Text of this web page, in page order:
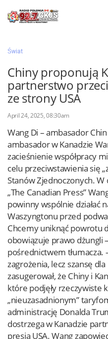
Ogłoś się
Zaloguj przez
Świat
Chiny proponują
partnerstwo
ze strony USA
April 24, 2025, 08:30am
Wang Di – ambasador
ambasador w Kanadzie
zacieśnienie współpracy
celu przeciwstawienia się
Stanów Zjednoczonych.
„The Canadian Press”
powinny wspólnie działać
Waszyngtonu przed
Chcemy uniknąć powrotu
obowiązuje prawo dżungli
pośrednictwem tłumacza.
zagrożenia, lecz szansę
zasugerował, że Chiny i
które podjęły rzeczywiste
„nieuzasadnionym”
administrację Donalda
dostrzega w Kanadzie
presją USA. Wang